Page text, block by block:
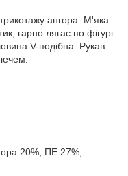
ангора. М'яка
гарно лягає по фігурі.
V-подібна. Рукав
20%, ПЕ 27%,